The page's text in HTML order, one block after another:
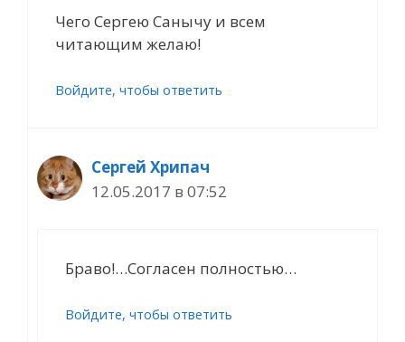
Чего Сергею Санычу и всем
читающим желаю!
Войдите, чтобы ответить
Сергей Хрипач
12.05.2017 в 07:52
Браво!…Согласен полностью…
Войдите, чтобы ответить